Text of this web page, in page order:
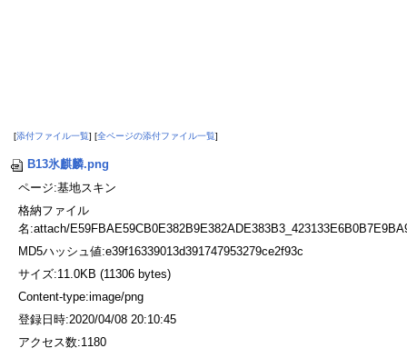
[添付ファイル一覧] [全ページの添付ファイル一覧]
B13氷麒麟.png
ページ:基地スキン
格納ファイル
名:attach/
MD5ハッシュ値:e39f16339013d391747953279ce2f93c
サイズ:11.0KB (11306 bytes)
Content-type:image/png
登録日時:2020/04/08 20:10:45
アクセス数:1180